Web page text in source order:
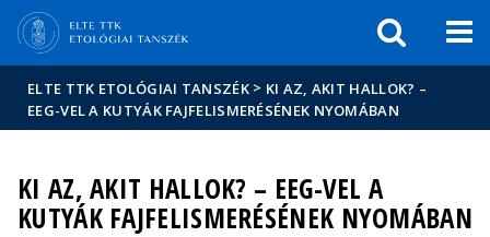
sajtóban
ELTE TTK ETOLÓGIAI TANSZÉK > KI AZ, AKIT HALLOK? –
EEG-VEL A KUTYÁK FAJFELISMERÉSÉNEK NYOMÁBAN
KI AZ, AKIT HALLOK? – EEG-VEL A
KUTYÁK FAJFELISMERÉSÉNEK NYOMÁBAN